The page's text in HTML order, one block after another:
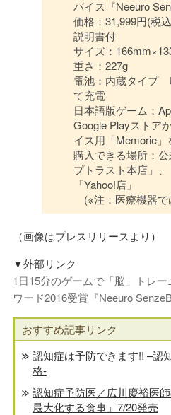
バイス『Neeuro
価格：31,999円(税
説明書付
サイズ：
重さ：227g
電池：内蔵タイプ
て充電
日本語版ゲーム：
Google Playストア
イス用「Memorie
購入できる場所：
プトラスト本店」、
「Yahoo!店」
(※注：医療機器で
（画像はプレスリリースより）
▼外部リンク
1日15分のゲームで「脳」トレ
ワード2016受賞『Neeuro
おすすめ記事リンク
認知症は予防できます!! –認
格-
認知症予防医／広川慶裕医
最大化する食事」7/20発売